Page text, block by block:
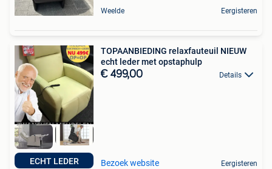
Weelde Eergisteren
ECHT LEDER
TOPAANBIEDING relaxfauteuil NIEUW
echt leder met opstaphulp
€ 499,00 Details
Bezoek website Eergisteren